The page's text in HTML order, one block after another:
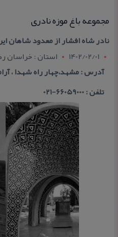
مجموعه باغ موزه نادری
نادر شاه افشار از معدود شاهان
1402/02/01
استان : خراسان
آدرس : مشهد،چهار راه شهدا ،
تلفن : 66059000-021